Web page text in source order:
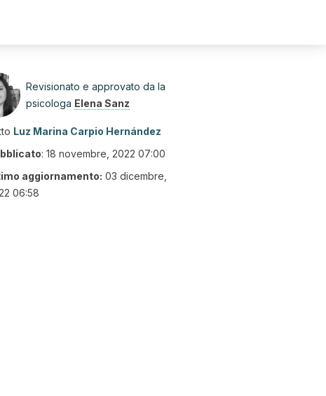
Revisionato e approvato da la
psicologa Elena Sanz
Luz Marina Carpio Hernández
: 18 novembre, 2022 07:00
aggiornamento: 03 dicembre,
06:58